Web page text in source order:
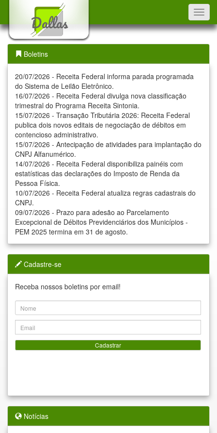
Boletins
20/07/2026 - Receita Federal informa parada programada
do Sistema de Leilão Eletrônico.
16/07/2026 - Receita Federal divulga nova classificação
trimestral do Programa Receita Sintonia.
15/07/2026 - Transação Tributária 2026: Receita Federal
publica dois novos editais de negociação de débitos em
contencioso administrativo.
15/07/2026 - Antecipação de atividades para implantação do
CNPJ Alfanumérico.
14/07/2026 - Receita Federal disponibiliza painéis com
estatísticas das declarações do Imposto de Renda da
Pessoa Física.
10/07/2026 - Receita Federal atualiza regras cadastrais do
CNPJ.
09/07/2026 - Prazo para adesão ao Parcelamento
Excepcional de Débitos Previdenciários dos Municípios -
PEM 2025 termina em 31 de agosto.
Cadastre-se
Receba nossos boletins por email!
Cadastrar
Notícias